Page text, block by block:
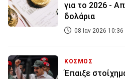
για το 2026 -
δολάρια
08 Ιαν 2026 10:36
ΚΟΣΜΟΣ
Έπαιξε